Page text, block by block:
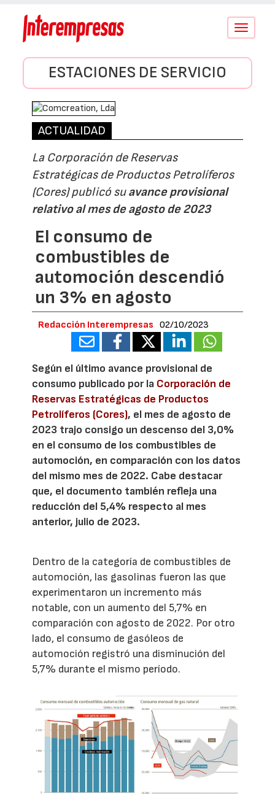
Conmutar
ESTACIONES DE SERVICIO
ACTUALIDAD
La Corporación de Reservas
Estratégicas de Productos Petrolíferos
(Cores) publicó suavance provisional
relativo al mes de agosto de 2023
El consumo de
combustibles de
automoción descendió
un 3% en agosto
Redacción Interempresas 02/10/2023
Según el último avance provisional de
consumo publicado por la Corporación de
Reservas Estratégicas de Productos
Petrolíferos (Cores), el mes de agosto de
2023 trajo consigo un descenso del 3,0%
en el consumo de los combustibles de
automoción, en comparación con los datos
del mismo mes de 2022. Cabe destacar
que, el documento también refleja una
reducción del 5,4% respecto al mes
anterior, julio de 2023.
Dentro de la categoría de combustibles de
automoción, las gasolinas fueron las que
experimentaron un incremento más
notable, con un aumento del 5,7% en
comparación con agosto de 2022. Por otro
lado, el consumo de gasóleos de
automoción registró una disminución del
5,7% durante el mismo período.